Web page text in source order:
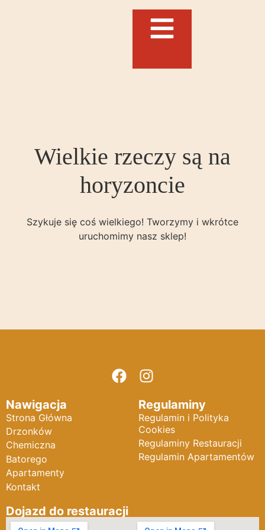
Wielkie rzeczy są na
horyzoncie
Szykuje się coś wielkiego! Tworzymy i wkrótce
uruchomimy nasz sklep!
Nawigacja
Strona Główna
Drzonków
Chemiczna
Batorego
Apartamenty
Kontakt
Regulaminy
Regulamin i Polityka
Cookies
Regulaminy Restauracji
Regulamin Apartamentów
Dojazd do restauracji